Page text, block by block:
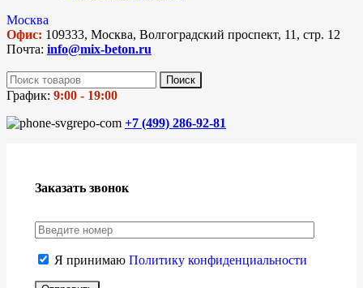
Москва
Офис: 109333, Москва, Волгоградский проспект, 11, стр. 12
Почта: info@mix-beton.ru
Поиск
График: 9:00 - 19:00
+7 (499) 286-92-81
Заказать звонок
Я принимаю Политику конфиденциальности